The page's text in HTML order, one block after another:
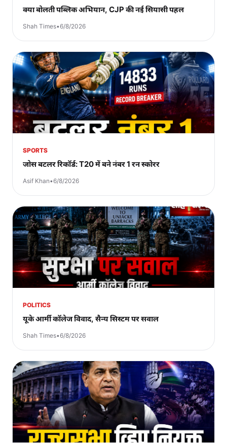
क्या बोलती पब्लिक अभियान, CJP की नई सियासी पहल
Shah Times•6/8/2026
SPORTS
जोस बटलर रिकॉर्ड: T20 में बने नंबर 1 रन स्कोरर
Asif Khan•6/8/2026
POLITICS
यूके आर्मी कॉलेज विवाद, सैन्य सिस्टम पर सवाल
Shah Times•6/8/2026